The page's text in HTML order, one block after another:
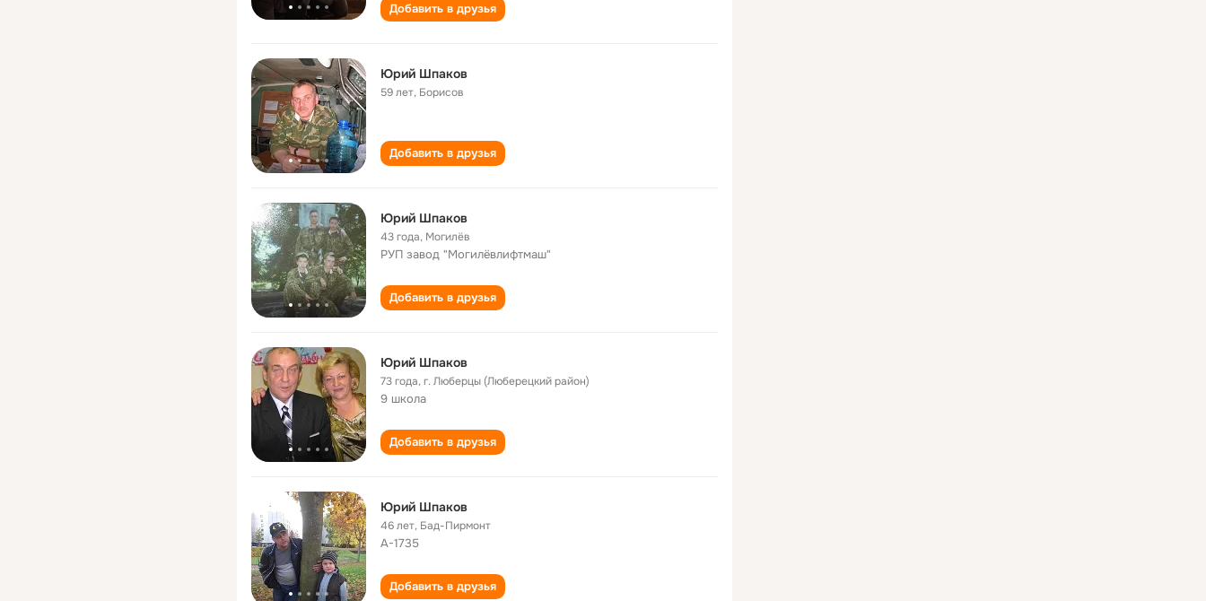
Добавить в друзья
Юрий Шпаков
59 лет, Борисов
Добавить в друзья
Юрий Шпаков
43 года, Могилёв
РУП завод "Могилёвлифтмаш"
Добавить в друзья
Юрий Шпаков
73 года,г. Люберцы (Люберецкий район)
9 школа
Добавить в друзья
Юрий Шпаков
46 лет, Бад-Пирмонт
А-1735
Добавить в друзья